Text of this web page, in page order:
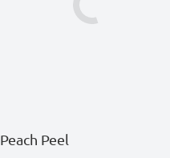
Peach Peel